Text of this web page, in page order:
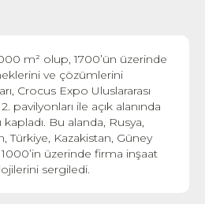
m² olup, 1700’ün üzerinde
ve çözümlerini
Crocus Expo Uluslararası
pavilyonları ile açık alanında
kapladı. Bu alanda, Rusya,
Türkiye, Kazakistan, Güney
üzerinde firma inşaat
sergiledi.